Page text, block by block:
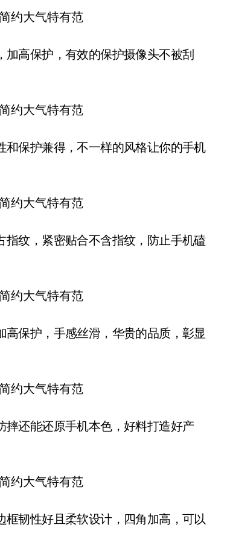
高保护，有效的保护摄像头不被刮
保护兼得，不一样的风格让你的手机
纹，紧密贴合不含指纹，防止手机磕
保护，手感丝滑，华贵的品质，彰显
还能还原手机本色，好料打造好产
韧性好且柔软设计，四角加高，可以